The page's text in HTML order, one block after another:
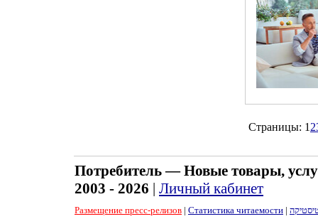
Страницы: 1 2
Потребитель — Новые товары,
2003 - 2026 | Личный кабинет
Размещение пресс-релизов | Статистика читаемости |